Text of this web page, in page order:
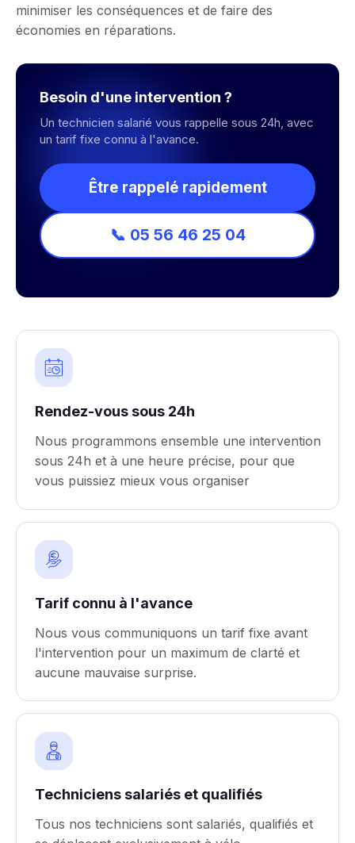
minimiser les conséquences et de faire des
économies en réparations.
Besoin d'une intervention ?
Un technicien salarié vous rappelle sous 24h, avec
un tarif fixe connu à l'avance.
Être rappelé rapidement
📞 05 56 46 25 04
Rendez-vous sous 24h
Nous programmons ensemble une intervention
sous 24h et à une heure précise, pour que
vous puissiez mieux vous organiser
Tarif connu à l'avance
Nous vous communiquons un tarif fixe avant
l'intervention pour un maximum de clarté et
aucune mauvaise surprise.
Techniciens salariés et qualifiés
Tous nos techniciens sont salariés, qualifiés et